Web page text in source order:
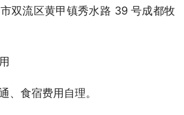
双流区黄甲镇秀水路 39 号成都牧
、食宿费用自理。